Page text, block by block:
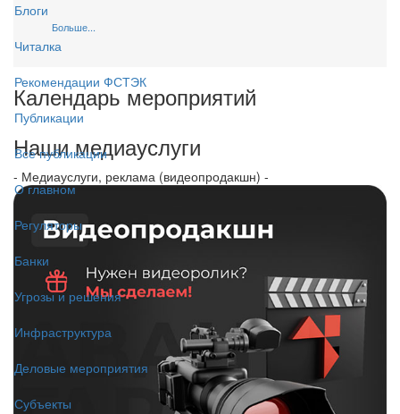
Блоги
Читалка
Рекомендации ФСТЭК
Публикации
Все публикации
О главном
Регуляторы
Банки
Угрозы и решения
Инфраструктура
Деловые мероприятия
Субъекты
Больше...
Календарь мероприятий
Наши медиауслуги
- Медиауслуги, реклама (видеопродакшн) -